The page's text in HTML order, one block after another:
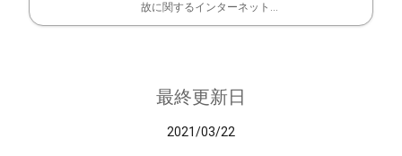
故に関するインターネット...
最終更新日
2021/03/22